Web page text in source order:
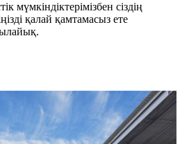
мүмкіндіктерімізбен сіздің
қалай қамтамасыз ете